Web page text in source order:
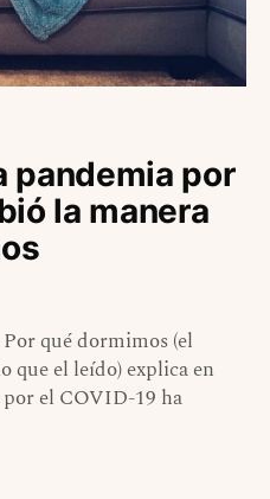
pandemia por
la manera
qué dormimos (el
que el leído) explica en
por el COVID-19 ha